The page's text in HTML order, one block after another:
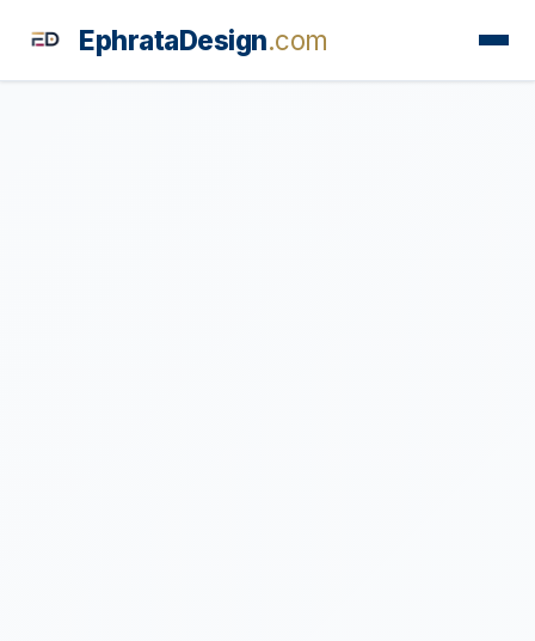
EphrataDesign.com